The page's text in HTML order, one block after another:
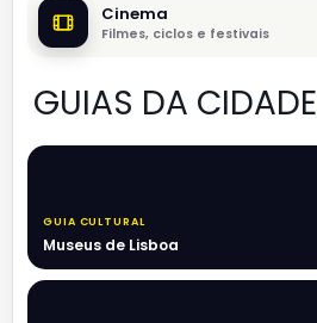
Cinema
Filmes, ciclos e festivais
GUIAS DA CIDADE
GUIA CULTURAL
Museus de Lisboa